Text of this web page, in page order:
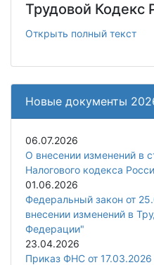
Трудовой Кодекс
Открыть полный текст
Новые документы
06.07.2026
О внесении изменений в
Налогового кодекса
01.06.2026
Федеральный закон от
внесении изменений в
Федерации"
23.04.2026
Приказ ФНС от